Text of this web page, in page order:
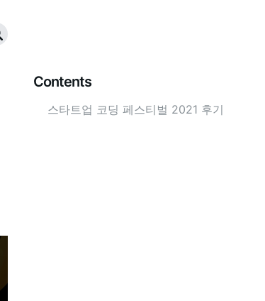
Contents
스타트업 코딩 페스티벌 2021 후기